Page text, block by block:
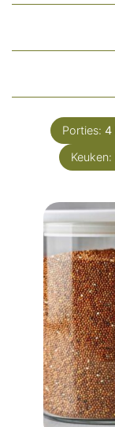
Porties: 4
Keuken: